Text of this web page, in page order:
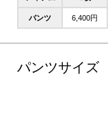
パンツ 6,400円
パンツサイズ